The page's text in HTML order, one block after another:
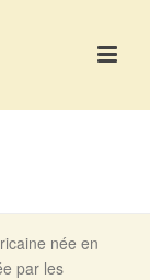
née en
par les